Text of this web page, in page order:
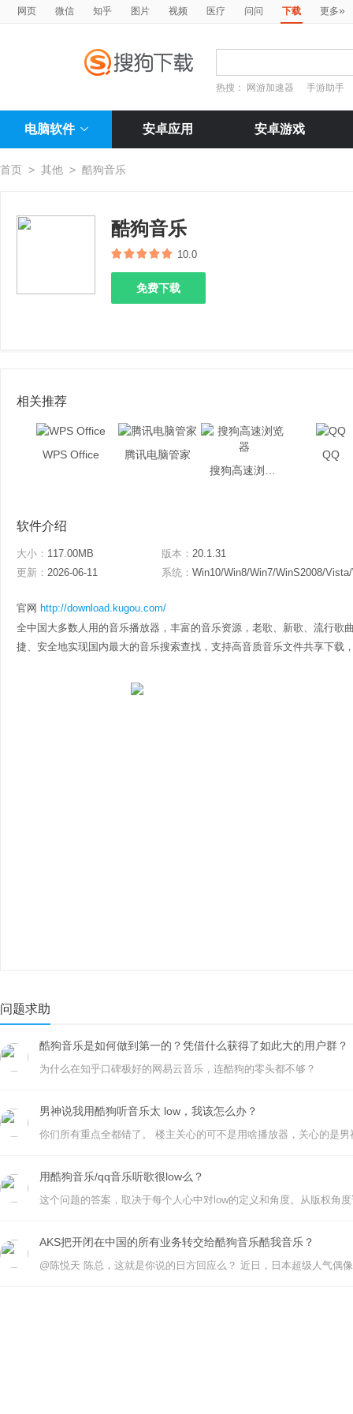
网页 微信 知乎 图片 视频 医疗 问问 下载 更多»
热搜： 网游加速器 手游助手
电脑软件 安卓应用 安卓游戏
首页 > 其他 > 酷狗音乐
酷狗音乐
10.0
免费下载
相关推荐
WPS Office
腾讯电脑管家
QQ
软件介绍
大小： 117.00MB 版本： 20.1.31
更新： 2026-06-11 系统： Win10/Win8/Win7/WinS2008/
官网 http://download.kugou.com/
全中国大多数人用的音乐播放器，丰富的音乐资源，老歌、新歌、流行歌
捷、安全地实现国内最大的音乐搜索查找，支持高音质音乐文件共享下载
问题求助
酷狗音乐是如何做到第一的？凭借什么获得了如此大的用户群？
为什么在知乎口碑极好的网易云音乐，连酷狗的零头都不够？
男神说我用酷狗听音乐太 low，我该怎么办？
用酷狗音乐/qq音乐听歌很low么？
AKS把开闭在中国的所有业务转交给酷狗音乐酷我音乐？